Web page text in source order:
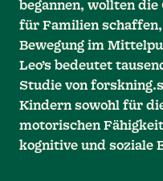
begannen, wollten
für Familien
Bewegung im
Leo’s bedeutet
Studie von
Kindern sowohl für
motorischen
kognitive und soziale